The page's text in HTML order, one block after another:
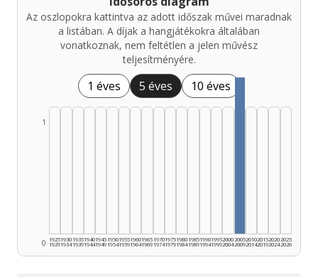
Az oszlopokra kattintva az adott időszak művei maradnak
a listában. A díjak a hangjátékokra általában
vonatkoznak, nem feltétlen a jelen művész
teljesítményére.
1 éves 5 éves 10 éves
0
1
1925
1929
1930
1934
1935
1939
1940
1944
1945
1949
1950
1954
1955
1959
1960
1964
1965
1969
1970
1974
1975
1979
1980
1984
1985
1989
1990
1994
1995
1999
2000
2004
2005
2009
2010
2014
2015
2019
2020
2024
2025
2026